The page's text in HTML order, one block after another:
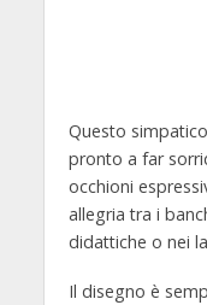
Questo
pronto a far
occhioni
allegria tra i
didattiche o nei
Il disegno è